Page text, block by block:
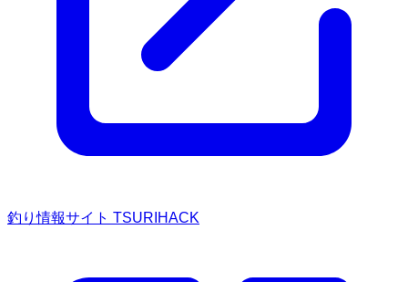
釣り情報サイト TSURIHACK